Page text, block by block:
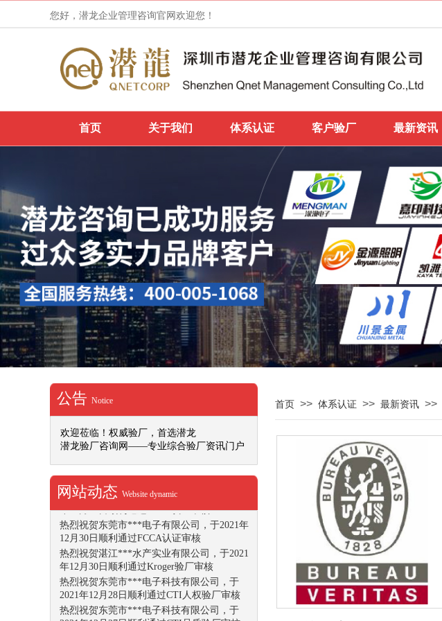
您好，潜龙企业管理咨询官网欢迎您！
关于我们 体系认证 客户验厂 最新资讯
首页
欢迎莅临！权威验厂，首选潜龙
潜龙验厂咨询网——专业综合验厂资讯门户
热烈祝贺东莞市***实业有限公司，于2022年
1月13日顺利通过Dollar Tree认证审核
热烈祝贺深圳***文化创意产业有限公司，于
2022年1月14日顺利通过ISO9001认证审核
热烈祝贺广东***科技有限公司，于2022年1
月12日顺利通过Office Depot社会任责验厂审
核
热烈祝贺***文化用品（深圳）有限公司，于
2022年1月10日顺利通过DISNEY验厂审核
热烈祝贺重庆***动力机械有限公司，于2022
年1月10日顺利通过SMETA-4P认证审核
热烈祝贺江门***食品加工仓储有限公司，于
热烈祝贺***电器（深圳）有限公司，于2022
年1月7日顺利通过BSCI认证审核
热烈祝贺越南***机电有限公司，于2021年12
月31日顺利通过Costco-反恐验厂审核
热烈祝贺越南***机电有限公司，于2021年12
热烈祝贺深圳***文化创意产业有限公司，于
2021年12月30日顺利通过IETP认证审核
热烈祝贺中山***运动制品有限公司，于2021
年12月30日顺利通过SCSA认证审核
热烈祝贺东莞市***电子有限公司，于2021年
12月30日顺利通过FCCA认证审核
热烈祝贺湛江***水产实业有限公司，于2021
年12月30日顺利通过Kroger验厂审核
热烈祝贺东莞市***电子科技有限公司，于
2021年12月28日顺利通过CTI人权验厂审核
热烈祝贺东莞市***电子科技有限公司，于
公告 Notice
网站动态 Website dynamic
首页 >> 体系认证 >> 最新资讯 >>